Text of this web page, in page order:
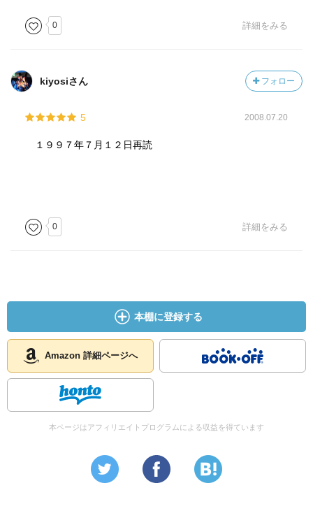
0 詳細をみる
kiyosiさん フォロー
5 2008.07.20
１９９７年７月１２日再読
0 詳細をみる
本棚に登録する
Amazon 詳細ページへ
本ページはアフィリエイトプログラムによる収益を得ています